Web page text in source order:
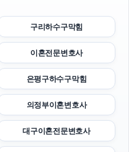
구리하수구막힘
이혼전문변호사
은평구하수구막힘
의정부이혼변호사
대구이혼전문변호사